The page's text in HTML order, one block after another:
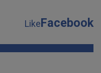
LikeFacebook